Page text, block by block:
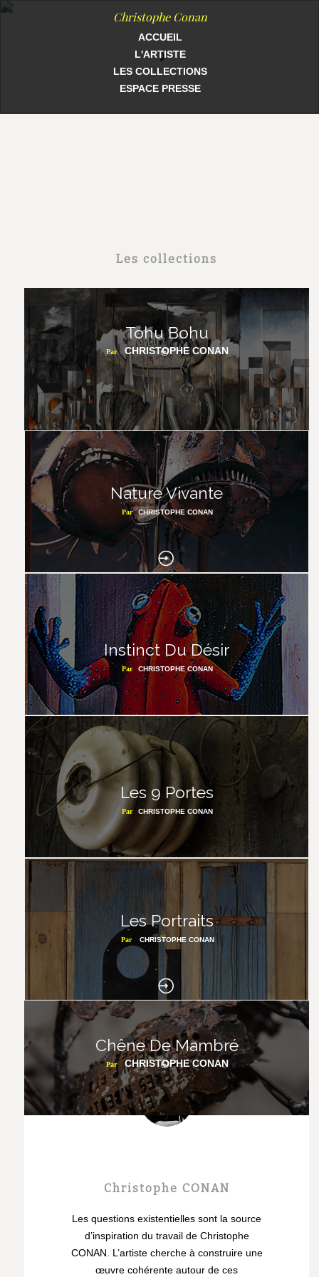
Christophe Conan
ACCUEIL
L'ARTISTE
LES COLLECTIONS
ESPACE PRESSE
Les collections
Tohu Bohu
Par CHRISTOPHE CONAN
Nature Vivante
ParCHRISTOPHE CONAN
Instinct Du Désir
Par CHRISTOPHE CONAN
Les 9 Portes
Par CHRISTOPHE CONAN
Les Portraits
Par CHRISTOPHE CONAN
Chêne De Mambré
Par CHRISTOPHE CONAN
Christophe CONAN
Les questions existentielles sont la source
d’inspiration du travail de Christophe
CONAN. L’artiste cherche à construire une
œuvre cohérente autour de ces